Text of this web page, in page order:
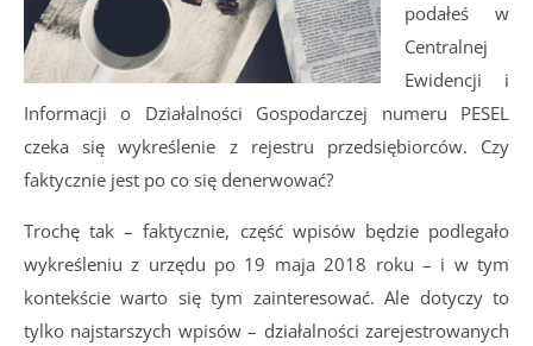
podałeś w
Centralnej
Ewidencji i
Informacji o Działalności Gospodarczej numeru PESEL
czeka się wykreślenie z rejestru przedsiębiorców. Czy
faktycznie jest po co się denerwować?
Trochę tak – faktycznie, część wpisów będzie podlegało
wykreśleniu z urzędu po 19 maja 2018 roku – i w tym
kontekście warto się tym zainteresować. Ale dotyczy to
tylko najstarszych wpisów – działalności zarejestrowanych